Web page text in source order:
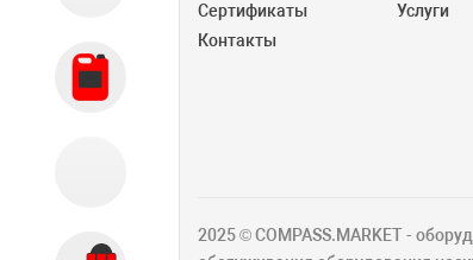
Сертификаты
Контакты
Услуги
2025 © COMPASS.MARKET -